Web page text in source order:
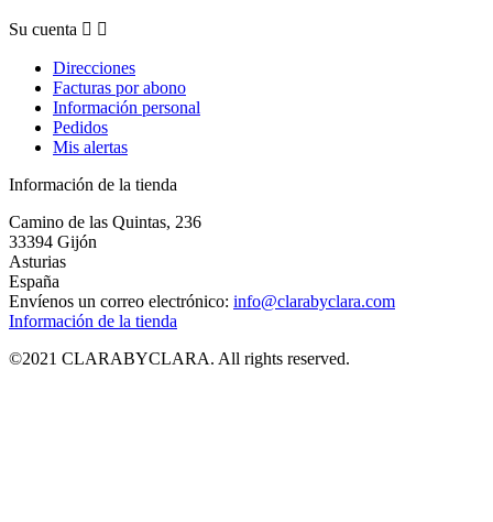
Su cuenta  
Direcciones
Facturas por abono
Información personal
Pedidos
Mis alertas
Información de la tienda
Camino de las Quintas, 236
33394 Gijón
Asturias
España
Envíenos un correo electrónico: info@clarabyclara.com
Información de la tienda
©2021 CLARABYCLARA. All rights reserved.